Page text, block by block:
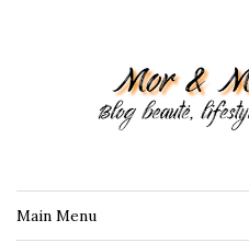
Main Menu